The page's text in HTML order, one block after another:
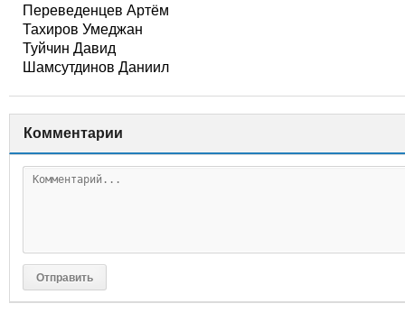
Переведенцев Артём
Тахиров Умеджан
Туйчин Давид
Шамсутдинов Даниил
Комментарии